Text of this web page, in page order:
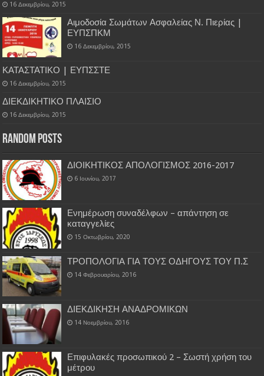
16 Δεκεμβρίου, 2015
Αιμοδοσία Σωμάτων Ασφαλείας Ν. Πιερίας |
ΕΥΠΣΠΚΜ
16 Δεκεμβρίου, 2015
ΚΑΤΑΣΤΑΤΙΚΟ | ΕΥΠΣΣΤΕ
16 Δεκεμβρίου, 2015
ΔΙΕΚΔΙΚΗΤΙΚΟ ΠΛΑΙΣΙΟ
16 Δεκεμβρίου, 2015
Random Posts
ΔΙΟΙΚΗΤΙΚΟΣ ΑΠΟΛΟΓΙΣΜΟΣ 2016-2017
6 Ιουνίου, 2017
Ενημέρωση συναδέλφων – απάντηση σε
καταγγελίες
15 Οκτωβρίου, 2020
ΤΡΟΠΟΛΟΓΙΑ ΓΙΑ ΤΟΥΣ ΟΔΗΓΟΥΣ ΤΟΥ Π.Σ
14 Φεβρουαρίου, 2016
ΔΙΕΚΔΙΚΗΣΗ ΑΝΑΔΡΟΜΙΚΩΝ
14 Νοεμβρίου, 2016
Επιφυλακές προσωπικού 2 – Σωστή χρήση του
μέτρου